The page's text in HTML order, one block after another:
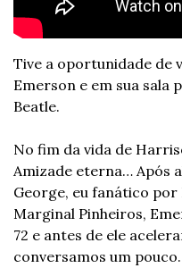
Tive a oportunidade de
Emerson e em sua
Beatle.
No fim da vida de
Amizade eterna… Após
George, eu fanático por
Marginal Pinheiros,
72 e antes de ele
conversamos um